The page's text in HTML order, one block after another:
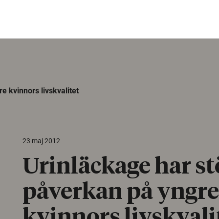
kvinnors livskvalitet
23 maj 2012
Urinläckage har
påverkan på yngre